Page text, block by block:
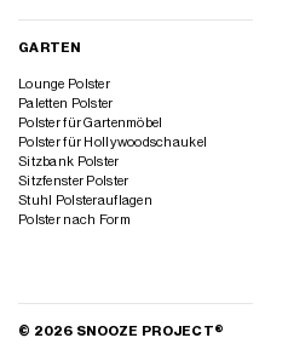
GARTEN
Lounge Polster
Paletten Polster
Polster für Gartenmöbel
Polster für Hollywoodschaukel
Sitzbank Polster
Sitzfenster Polster
Stuhl Polsterauflagen
Polster nach Form
© 2026 SNOOZE PROJECT®